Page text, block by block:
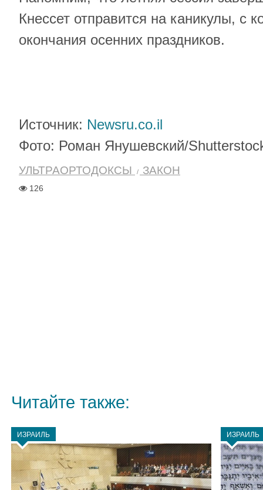
Кнессет отправится на каникулы, с
окончания осенних праздников.
Источник: Newsru.co.il
Фото: Роман Янушевский/
УЛЬТРАОРТОДОКСЫ ЗАКОН
126
Читайте также:
ИЗРАИЛЬ ИЗРАИЛЬ